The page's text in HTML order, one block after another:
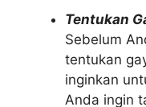
Tentukan
Sebelum
tentukan
inginkan
Anda ingin